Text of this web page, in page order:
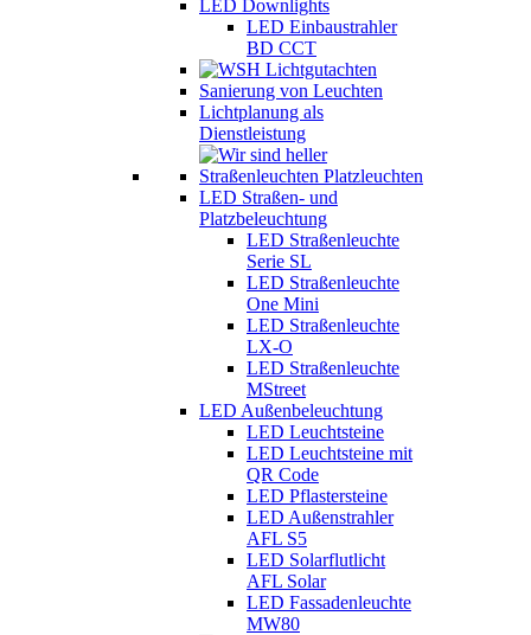
LED Downlights
LED Einbaustrahler
BD CCT
Sanierung von Leuchten
Lichtplanung als
Dienstleistung
LED Straßen- und
Platzbeleuchtung
LED Straßenleuchte
Serie SL
LED Straßenleuchte
One Mini
LED Straßenleuchte
LX-O
LED Straßenleuchte
MStreet
LED Außenbeleuchtung
LED Leuchtsteine
LED Leuchtsteine mit
QR Code
LED Pflastersteine
LED Außenstrahler
AFL S5
LED Solarflutlicht
AFL Solar
LED Fassadenleuchte
MW80